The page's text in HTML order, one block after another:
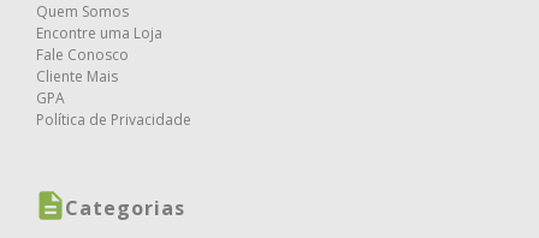
Quem Somos
Encontre uma Loja
Fale Conosco
Cliente Mais
GPA
Política de Privacidade
Categorias